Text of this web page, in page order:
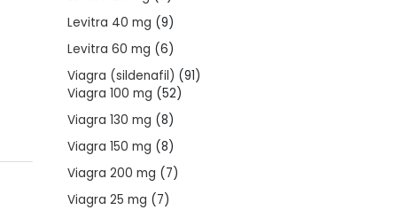
products
Levitra 40 mg 99
products
Levitra 60 mg 66
products
Viagra (sildenafil) 9191
Viagra 100 mg 5252
Viagra 130 mg 88
products
Viagra 150 mg 88
products
Viagra 200 mg 77
Viagra 25 mg 77